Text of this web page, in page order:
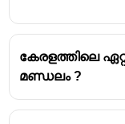
കേരളത്തിലെ
മണ്ഡലം ?